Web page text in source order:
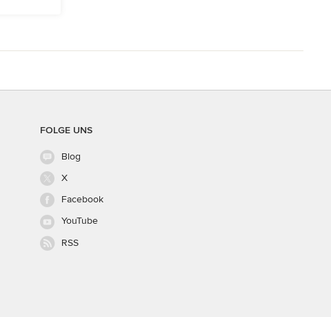
FOLGE UNS
Blog
X
Facebook
YouTube
RSS